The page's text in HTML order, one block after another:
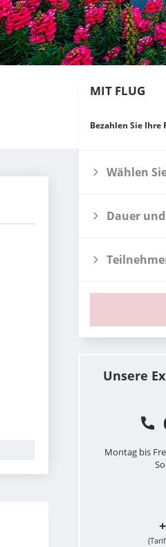
MIT FLUG
Bezahlen Sie Ihre
Wählen
Dauer
Unsere
Montag bis